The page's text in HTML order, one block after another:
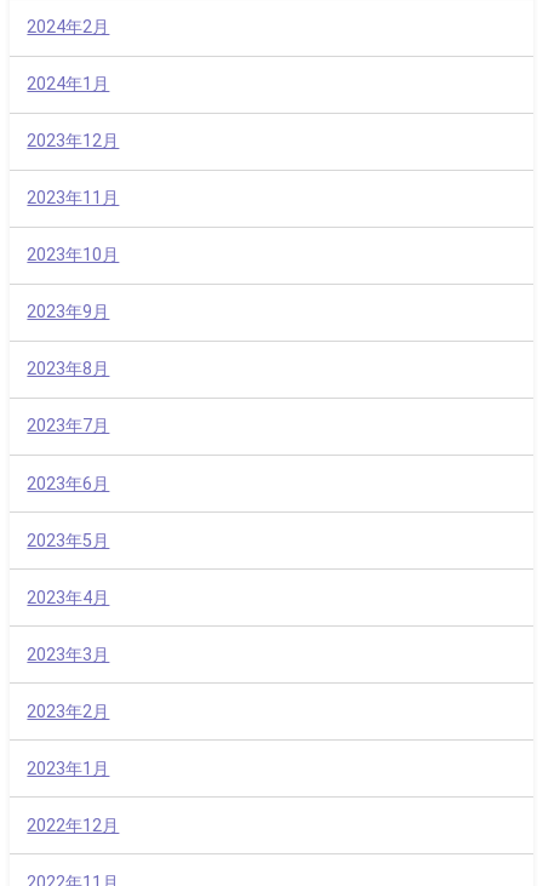
2024年2月
2024年1月
2023年12月
2023年11月
2023年10月
2023年9月
2023年8月
2023年7月
2023年6月
2023年5月
2023年4月
2023年3月
2023年2月
2023年1月
2022年12月